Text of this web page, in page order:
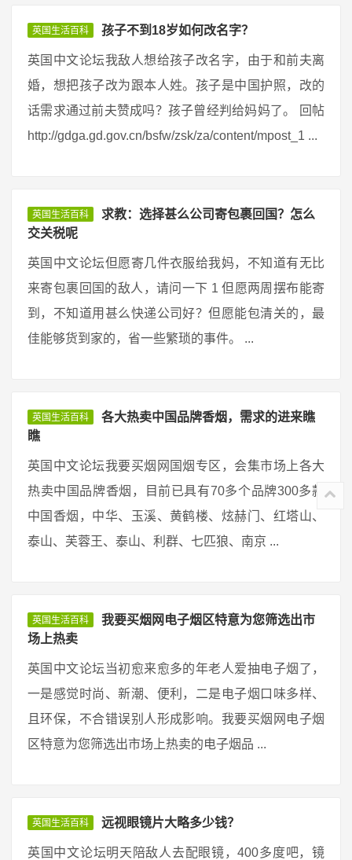
英国生活百科 孩子不到18岁如何改名字？
英国中文论坛我敌人想给孩子改名字，由于和前夫离
婚，想把孩子改为跟本人姓。孩子是中国护照，改的
话需求通过前夫赞成吗？孩子曾经判给妈妈了。 回帖
http://gdga.gd.gov.cn/bsfw/zsk/za/content/mpost_1 ...
英国生活百科
求教：选择甚么公司寄包裹回国？怎么
交关税呢
英国中文论坛但愿寄几件衣服给我妈，不知道有无比
来寄包裹回国的敌人，请问一下 1 但愿两周摆布能寄
到，不知道用甚么快递公司好？但愿能包清关的，最
佳能够货到家的，省一些繁琐的事件。 ...
英国生活百科
各大热卖中国品牌香烟，需求的进来瞧
瞧
英国中文论坛我要买烟网国烟专区，会集市场上各大
热卖中国品牌香烟，目前已具有70多个品牌300多款
中国香烟，中华、玉溪、黄鹤楼、炫赫门、红塔山、
泰山、芙蓉王、泰山、利群、七匹狼、南京 ...
英国生活百科
我要买烟网电子烟区特意为您筛选出市
场上热卖
英国中文论坛当初愈来愈多的年老人爱抽电子烟了，
一是感觉时尚、新潮、便利，二是电子烟口味多样、
且环保，不合错误别人形成影响。我要买烟网电子烟
区特意为您筛选出市场上热卖的电子烟品 ...
英国生活百科 远视眼镜片大略多少钱？
英国中文论坛明天陪敌人去配眼镜，400多度吧，镜